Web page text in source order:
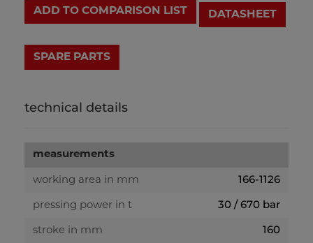
ADD TO COMPARISON LIST DATASHEET
technical details
measurements
working area in mm 166-1126
pressing power in t 30 / 670 bar
stroke in mm 160